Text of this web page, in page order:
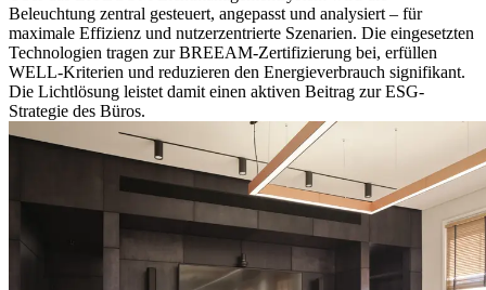
Beleuchtung zentral gesteuert, angepasst und analysiert – für
maximale Effizienz und nutzerzentrierte Szenarien. Die eingesetzten
Technologien tragen zur BREEAM-Zertifizierung bei, erfüllen
WELL-Kriterien und reduzieren den Energieverbrauch signifikant.
Die Lichtlösung leistet damit einen aktiven Beitrag zur ESG-
Strategie des Büros.